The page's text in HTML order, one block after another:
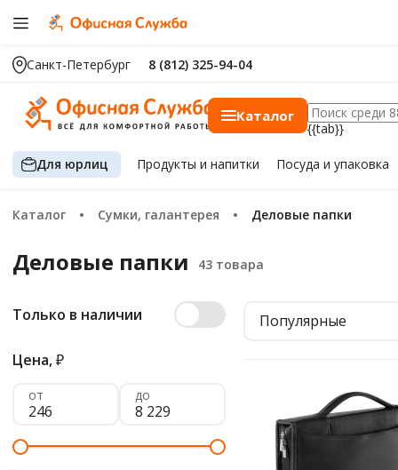
Санкт-Петербург 8 (812) 325-94-04
Каталог
{{tab}}
Для юрлиц Продуктыи напитки Посуда и упаковка
Каталог Сумки, галантерея Деловые папки
Деловые папки
Только в наличии
Цена,₽
от до
Популярные